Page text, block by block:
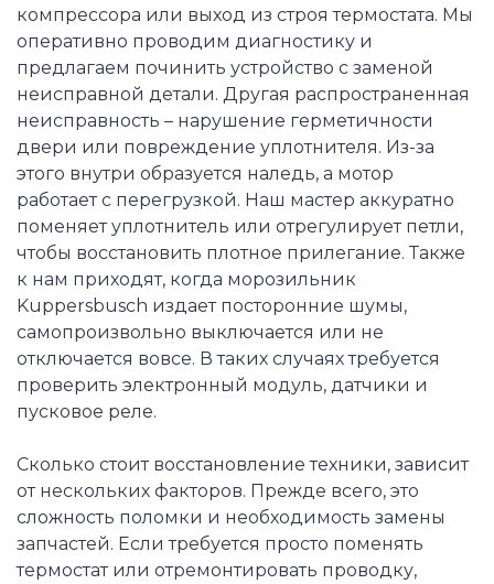
компрессора или выход из строя термостата. Мы
оперативно проводим диагностику и
предлагаем починить устройство с заменой
неисправной детали. Другая распространенная
неисправность – нарушение герметичности
двери или повреждение уплотнителя. Из-за
этого внутри образуется наледь, а мотор
работает с перегрузкой. Наш мастер аккуратно
поменяет уплотнитель или отрегулирует петли,
чтобы восстановить плотное прилегание. Также
к нам приходят, когда морозильник
Kuppersbusch издает посторонние шумы,
самопроизвольно выключается или не
отключается вовсе. В таких случаях требуется
проверить электронный модуль, датчики и
пусковое реле.
Сколько стоит восстановление техники, зависит
от нескольких факторов. Прежде всего, это
сложность поломки и необходимость замены
запчастей. Если требуется просто поменять
термостат или отремонтировать проводку,